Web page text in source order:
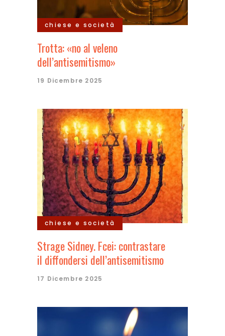
chiese e società
Trotta: «no al veleno
dell’antisemitismo»
19 Dicembre 2025
chiese e società
Strage Sidney. Fcei: contrastare
il diffondersi dell’antisemitismo
17 Dicembre 2025